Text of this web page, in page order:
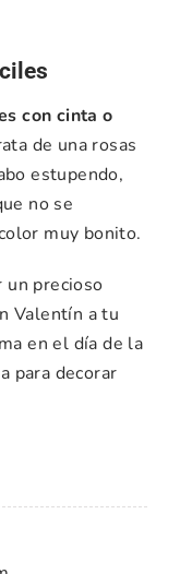
con cinta o
de una rosas
estupendo,
no se
muy bonito.
un precioso
Valentín a tu
en el día de la
para decorar